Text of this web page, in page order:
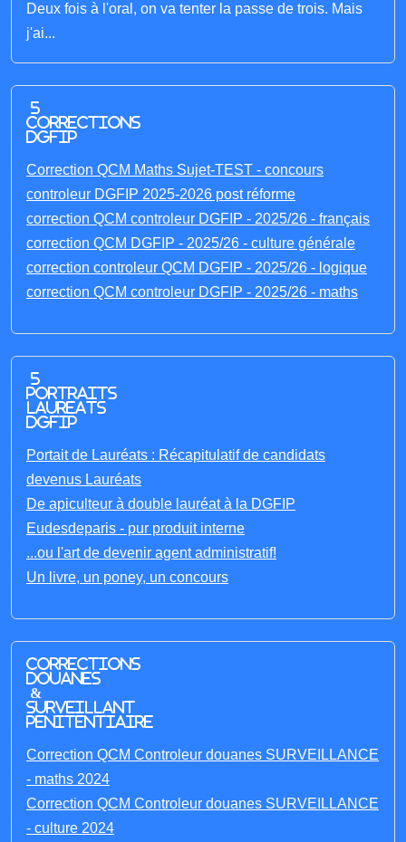
Deux fois à l'oral, on va tenter la passe de trois. Mais
j'ai...
5
corrections
DGFIP
Correction QCM Maths Sujet-TEST - concours
controleur DGFIP 2025-2026 post réforme
correction QCM controleur DGFIP - 2025/26 - français
correction QCM DGFIP - 2025/26 - culture générale
correction controleur QCM DGFIP - 2025/26 - logique
correction QCM controleur DGFIP - 2025/26 - maths
5
portraits
laureats
DGFIP
Portait de Lauréats : Récapitulatif de candidats
devenus Lauréats
De apiculteur à double lauréat à la DGFIP
Eudesdeparis - pur produit interne
...ou l'art de devenir agent administratif!
Un livre, un poney, un concours
Corrections
Douanes
&
Surveillant
penitentiaire
Correction QCM Controleur douanes SURVEILLANCE
- maths 2024
Correction QCM Controleur douanes SURVEILLANCE
- culture 2024